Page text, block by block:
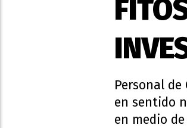
Personal
en sentido
en medio